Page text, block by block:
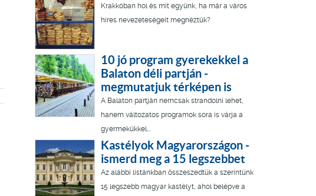
Krakkóban hol és mit együnk, ha már a város
híres nevezeteségeit megnéztük?
10 jó program gyerekekkel a
Balaton déli partján -
megmutatjuk térképen is
A Balaton partján nemcsak strandolni lehet,
hanem változatos programok sora is várja a
gyermekükkel...
Kastélyok Magyarországon -
ismerd meg a 15 legszebbet
Az alábbi listánkban összeszedtük a szerintünk
15 legszebb magyar kastélyt, ahol belépve a